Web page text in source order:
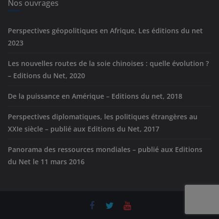
e
Nos ouvrages
Perspectives géopolitiques en Afrique, Les éditions du net
2023
Les nouvelles routes de la soie chinoises : quelle évolution ?
– Editions du Net, 2020
De la puissance en Amérique – Editions du net, 2018
Perspectives diplomatiques, les politiques étrangères au
XXIe siècle – publié aux Editions du Net, 2017
Panorama des ressources mondiales – publié aux Editions
du Net le 11 mars 2016